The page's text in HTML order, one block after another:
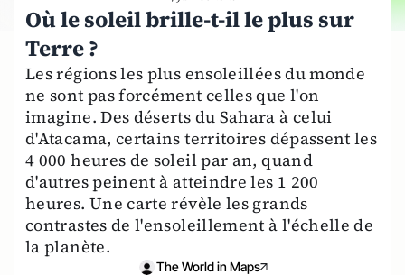
Où le soleil brille-t-il le plus sur
Terre ?
Les régions les plus ensoleillées du monde
ne sont pas forcément celles que l'on
imagine. Des déserts du Sahara à celui
d'Atacama, certains territoires dépassent les
4 000 heures de soleil par an, quand
d'autres peinent à atteindre les 1 200
heures. Une carte révèle les grands
contrastes de l'ensoleillement à l'échelle de
la planète.
The World in Maps